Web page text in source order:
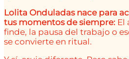
Lolita Onduladas nace para
tus momentos de siempre: El
finde, la pausa del trabajo o
se convierte en ritual.